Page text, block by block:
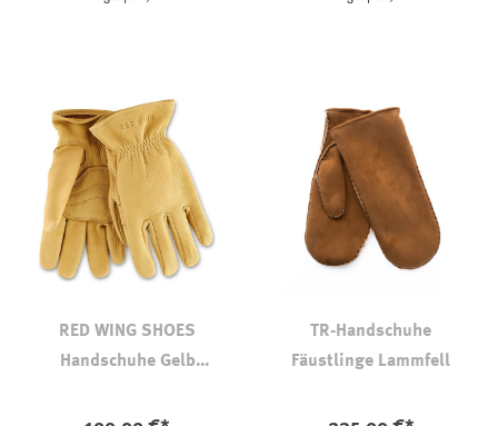
RED WING SHOES
Handschuhe Gelb
TR-Handschuhe
Fäustlinge Lammfell